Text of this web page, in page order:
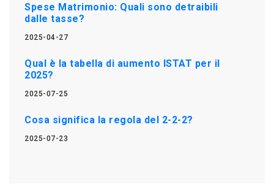
Spese Matrimonio: Quali sono detraibili
dalle tasse?
2025-04-27
Qual è la tabella di aumento ISTAT per il
2025?
2025-07-25
Cosa significa la regola del 2-2-2?
2025-07-23